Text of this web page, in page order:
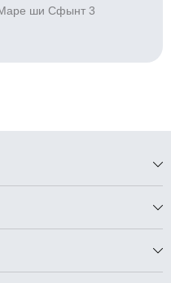
ши Сфынт 3